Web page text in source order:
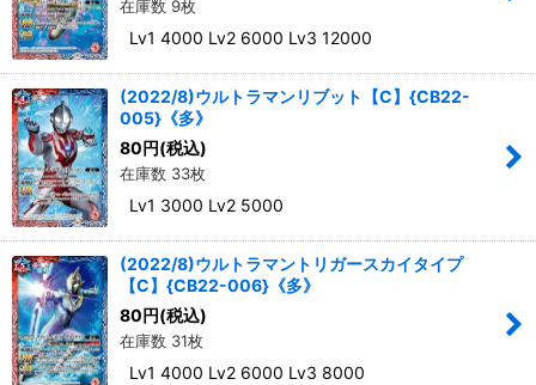
在庫数 9枚
Lv1 4000 Lv2 6000 Lv3 12000
(2022/8)ウルトラマンリブット【C】{CB22-
005}《多》
80 円(税込)
在庫数 33枚
Lv1 3000 Lv2 5000
(2022/8)ウルトラマントリガースカイタイプ
【C】{CB22-006}《多》
80 円(税込)
在庫数 31枚
Lv1 4000 Lv2 6000 Lv3 8000